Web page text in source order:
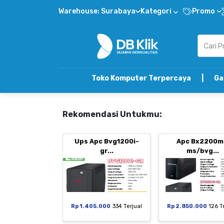
Warehouse: Surabaya Kategori Promo
Toko Komputer Terpercaya | Gabung DB
Rekomendasi Untukmu:
Ups Apc Bvg1200i-
gr...
Rp 1.405.000 334 Terjual
Apc
ms/bvg...
Rp 2.850.000 126